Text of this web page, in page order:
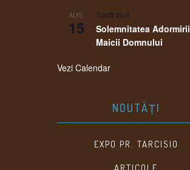
AUG.
15
Toată ziua
Solemnitatea Adormirii
Maicii Domnului
Vezi Calendar
NOUTĂȚI
EXPO PR. TARCISIO
ARTICOLE